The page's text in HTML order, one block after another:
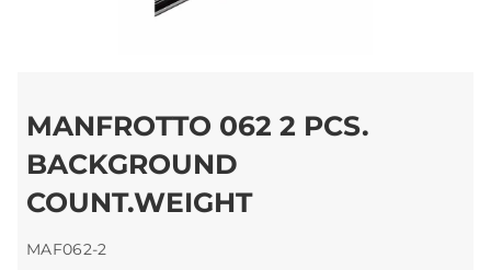
MANFROTTO 062 2 PCS.
BACKGROUND
COUNT.WEIGHT
MAF062-2